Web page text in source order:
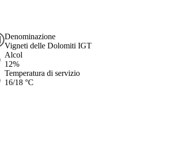
Denominazione
Vigneti delle Dolomiti IGT
Alcol
12%
Temperatura di servizio
16/18 °C